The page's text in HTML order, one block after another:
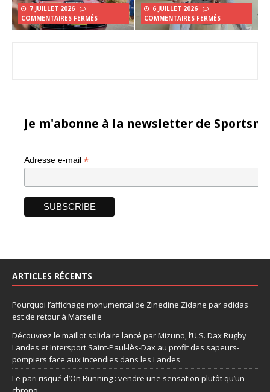
7 JUILLET 2026
COMMENTAIRES FERMÉS
6 JUILLET 2026
COMMENTAIRES FERMÉS
Je m'abonne à la newsletter de
Adresse e-mail *
ARTICLES RÉCENTS
Pourquoi l’affichage monumental de Zinedine Zidane par adidas
est de retour à Marseille
Découvrez le maillot solidaire lancé par Mizuno, l’U.S. Dax Rugby
Landes et Intersport Saint-Paul-lès-Dax au profit des sapeurs-
pompiers face aux incendies dans les Landes
Le pari risqué d’On Running : vendre une sensation plutôt qu’un